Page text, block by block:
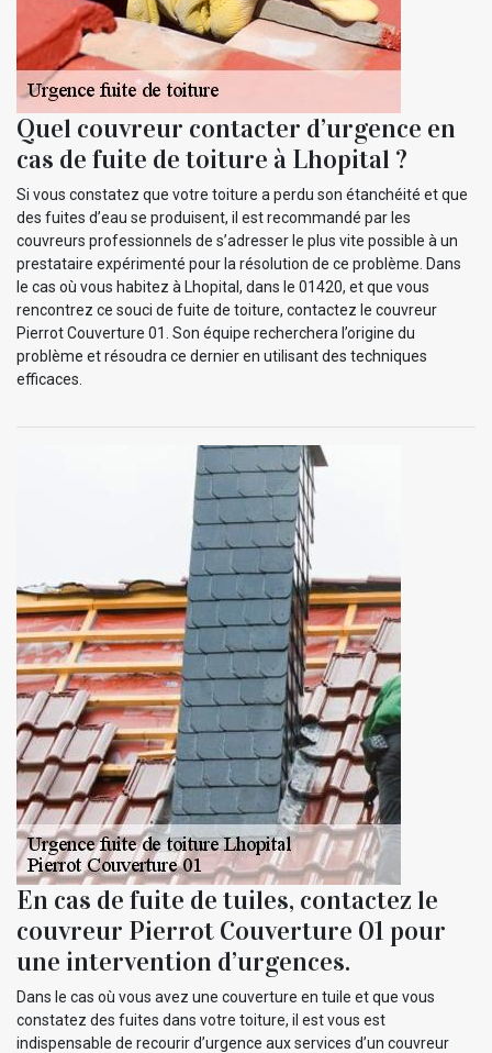
Quel couvreur contacter d’urgence en
cas de fuite de toiture à Lhopital ?
Si vous constatez que votre toiture a perdu son étanchéité et que
des fuites d’eau se produisent, il est recommandé par les
couvreurs professionnels de s’adresser le plus vite possible à un
prestataire expérimenté pour la résolution de ce problème. Dans
le cas où vous habitez à Lhopital, dans le 01420, et que vous
rencontrez ce souci de fuite de toiture, contactez le couvreur
Pierrot Couverture 01. Son équipe recherchera l’origine du
problème et résoudra ce dernier en utilisant des techniques
efficaces.
En cas de fuite de tuiles, contactez le
couvreur Pierrot Couverture 01 pour
une intervention d’urgences.
Dans le cas où vous avez une couverture en tuile et que vous
constatez des fuites dans votre toiture, il est vous est
indispensable de recourir d’urgence aux services d’un couvreur